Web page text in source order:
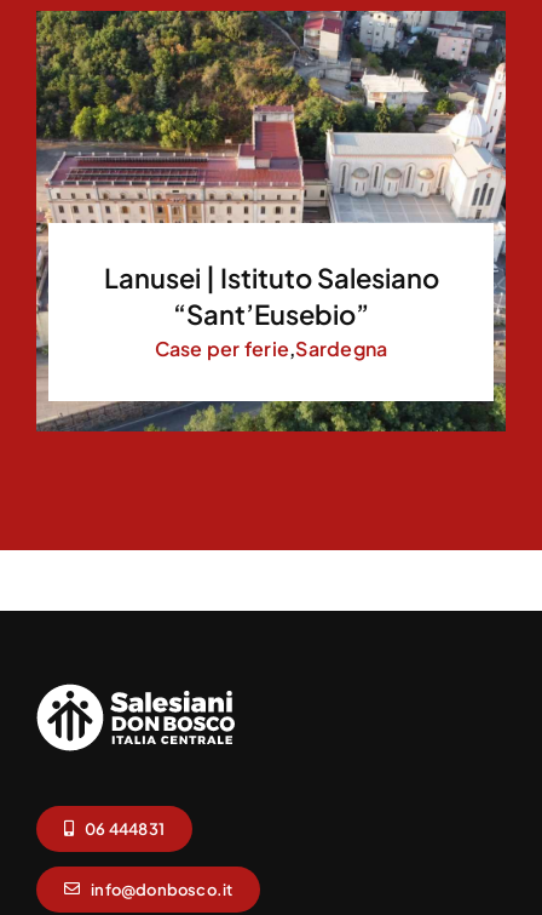
Lanusei | Istituto Salesiano
“Sant’Eusebio”
Case per ferie,Sardegna
06 444831
info@donbosco.it